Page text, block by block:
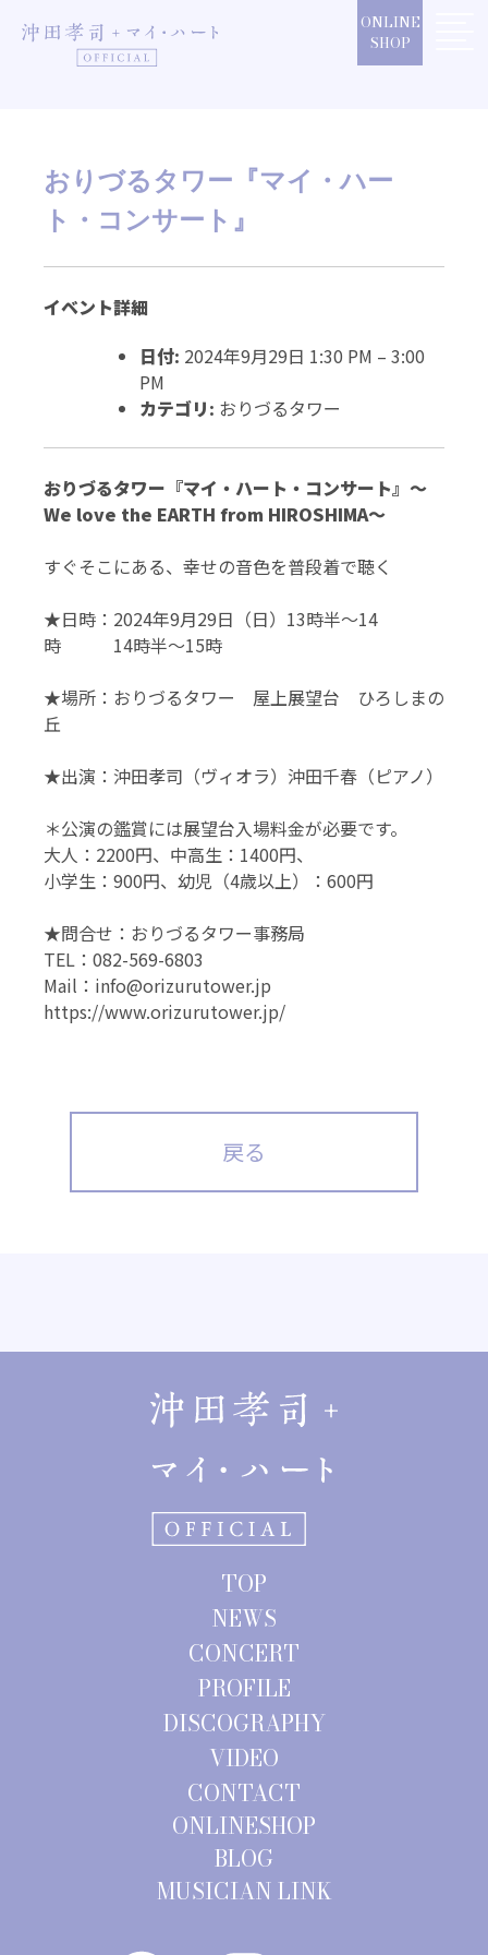
ONLINE
SHOP
おりづるタワー『マイ・ハー
ト・コンサート』
イベント詳細
日付: 2024年9月29日 1:30 PM – 3:00
PM
カテゴリ: おりづるタワー
おりづるタワー『マイ・ハート・コンサート』～
We love the EARTH from HIROSHIMA～
すぐそこにある、幸せの音色を普段着で聴く
★日時：2024年9月29日（日）13時半～14
時 14時半～15時
★場所：おりづるタワー 屋上展望台 ひろしまの
丘
★出演：沖田孝司（ヴィオラ）沖田千春（ピアノ）
＊公演の鑑賞には展望台入場料金が必要です。
大人：2200円、中高生：1400円、
小学生：900円、幼児（4歳以上）：600円
★問合せ：おりづるタワー事務局
TEL：082-569-6803
Mail：info@orizurutower.jp
https://www.orizurutower.jp/
戻る
TOP
NEWS
CONCERT
PROFILE
DISCOGRAPHY
VIDEO
CONTACT
ONLINESHOP
BLOG
MUSICIAN LINK